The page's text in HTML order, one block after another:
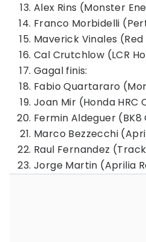
Alex Rins (Monster
Franco Morbidelli
Maverick Vinales (Red
Cal Crutchlow (LCR
Gagal finis:
Fabio Quartararo
Joan Mir (Honda HRC
Fermin Aldeguer
Marco Bezzecchi
Raul Fernandez
Jorge Martin (Aprilia